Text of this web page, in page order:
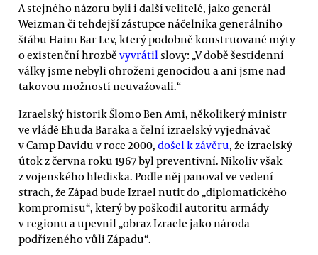
A stejného názoru byli i další velitelé, jako generál
Weizman či tehdejší zástupce náčelníka generálního
štábu Haim Bar Lev, který podobně konstruované mýty
o existenční hrozbě vyvrátil slovy: „V době šestidenní
války jsme nebyli ohroženi genocidou a ani jsme nad
takovou možností neuvažovali.“
Izraelský historik Šlomo Ben Ami, několikerý ministr
ve vládě Ehuda Baraka a čelní izraelský vyjednávač
v Camp Davidu v roce 2000, došel k závěru, že izraelský
útok z června roku 1967 byl preventivní. Nikoliv však
z vojenského hlediska. Podle něj panoval ve vedení
strach, že Západ bude Izrael nutit do „diplomatického
kompromisu“, který by poškodil autoritu armády
v regionu a upevnil „obraz Izraele jako národa
podřízeného vůli Západu“.